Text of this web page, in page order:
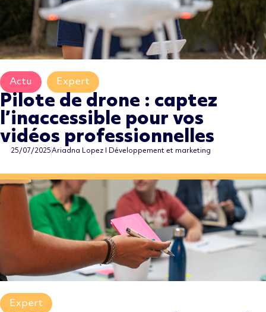
Actu Expert
Pilote de drone : captez
l’inaccessible pour vos
vidéos professionnelles
25/07/2025Ariadna Lopez I Développement et marketing
Expert